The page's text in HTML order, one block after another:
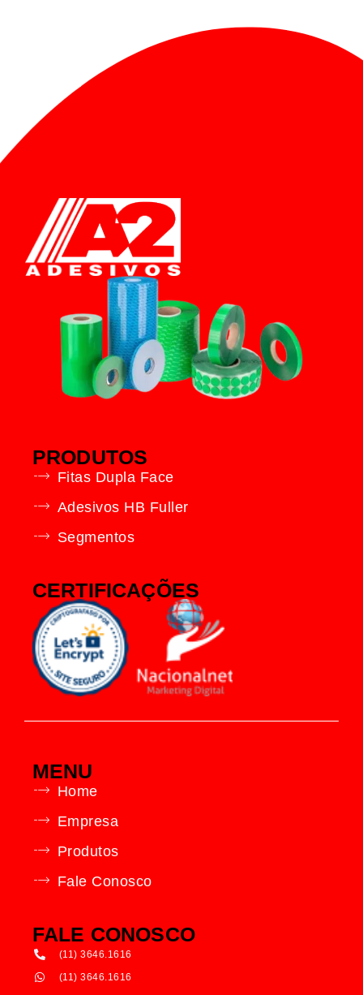
PRODUTOS
Fitas Dupla Face
Adesivos HB Fuller
Segmentos
CERTIFICAÇÕES
MENU
Home
Empresa
Produtos
Fale Conosco
FALE CONOSCO
(11) 3646.1616
(11) 3646.1616